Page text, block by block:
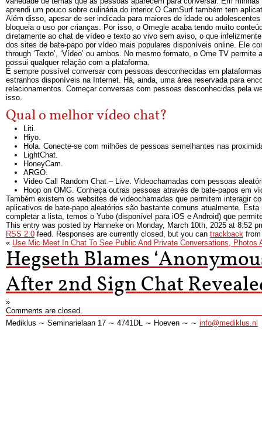
aprendi um pouco sobre culinária do interior.O CamSurf também tem
Além disso, apesar de ser indicada para maiores de idade ou
bloqueia o uso por crianças. Por isso, o Omegle acaba tendo muito
diretamente ao chat de vídeo e texto ao vivo sem aviso, o que
dos sites de bate-papo por vídeo mais populares disponíveis online. Ele
through ‘Texto’, ‘Vídeo’ ou ambos. No mesmo formato, o Ome TV
possui qualquer relação com a plataforma.
É sempre possível conversar com pessoas desconhecidas em
estranhos disponíveis na Internet. Há, ainda, uma área reservada para
relacionamentos. Começar conversas com pessoas desconhecidas pela
isso.
Qual o melhor vídeo chat?
Liti.
Hiyo.
Hola. Conecte-se com milhões de pessoas semelhantes nas
LightChat.
HoneyCam.
ARGO.
Video Call Random Chat – Live. Videochamadas com pessoas
Hoop on OMG. Conheça outras pessoas através de bate-papos em
Também existem os websites de videochamadas que permitem interagir
aplicativos de bate-papo aleatórios são bastante comuns atualmente.
completar a lista, temos o Yubo (disponível para iOS e Android) que
This entry was posted by Hanneke on Monday, March 10th, 2025 at 8:52
RSS 2.0 feed. Responses are currently closed, but you can trackback
« Use Mic Meet In Chat To See Public And Private Conversations, Photos
Hegseth Blames
After 2nd Sign Chat
»
Comments are closed.
Mediklus ∼ Seminarielaan 17 ∼ 4741DL ∼ Hoeven ∼ ∼ info@mediklus.nl